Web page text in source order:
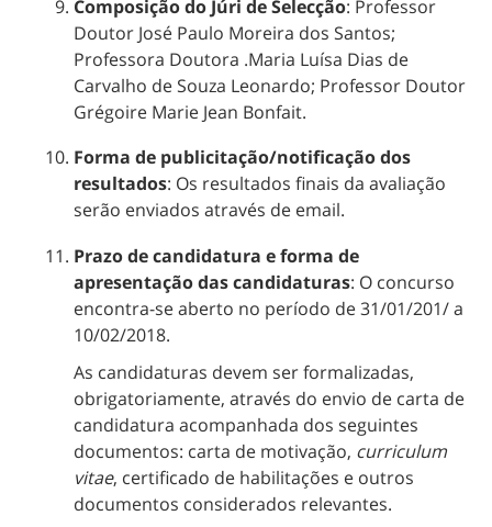
Composição do Júri de Selecção: Professor
Doutor José Paulo Moreira dos Santos;
Professora Doutora .Maria Luísa Dias de
Carvalho de Souza Leonardo; Professor Doutor
Grégoire Marie Jean Bonfait.
Forma de publicitação/notificação dos
resultados: Os resultados finais da avaliação
serão enviados através de email.
Prazo de candidatura e forma de
apresentação das candidaturas: O concurso
encontra-se aberto no período de 31/01/201/ a
10/02/2018.
As candidaturas devem ser formalizadas,
obrigatoriamente, através do envio de carta de
candidatura acompanhada dos seguintes
documentos: carta de motivação, curriculum
vitae, certificado de habilitações e outros
documentos considerados relevantes.